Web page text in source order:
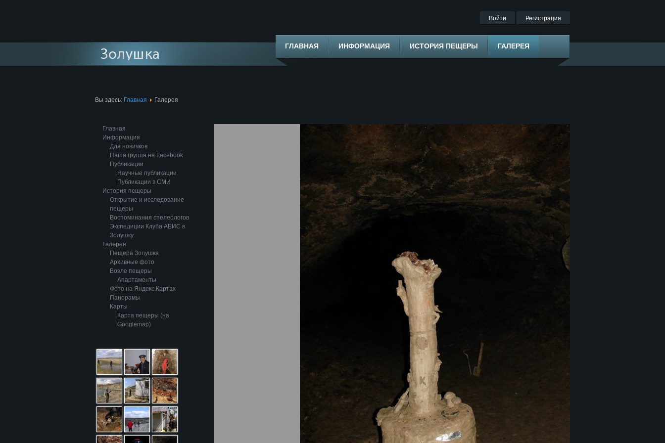
Войти Регистрация
ГЛАВНАЯ ИНФОРМАЦИЯ ИСТОРИЯ ПЕЩЕРЫ ГАЛЕРЕЯ
Вы здесь: Главная Галерея
Главная
Информация
Для новичков
Наша группа на Facebook
Публикации
Научные публикации
Публикации в СМИ
История пещеры
Открытие и исследование
пещеры
Воспоминания спелеологов
Экспедиции Клуба АБИС в
Золушку
Галерея
Пещера Золушка
Архивные фото
Возле пещеры
Апартаменты
Фото на Яндекс.Картах
Панорамы
Карты
Карта пещеры (на
Googlemap)